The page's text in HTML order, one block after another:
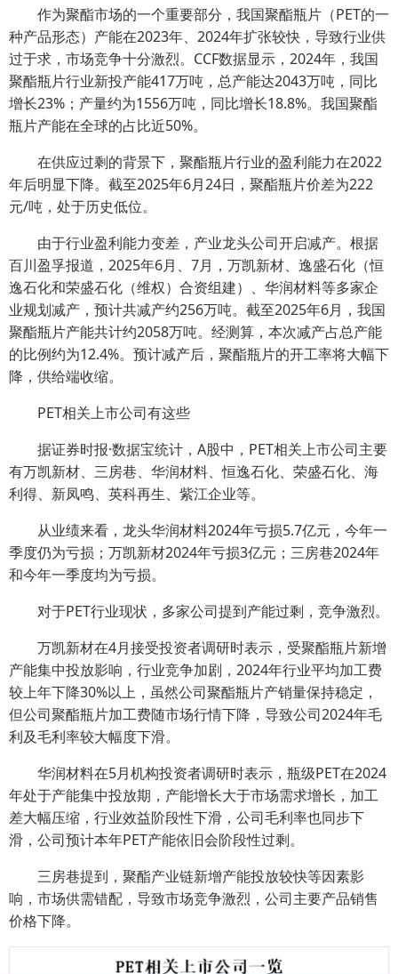
作为聚酯市场的一个重要部分，我国聚酯瓶片（PET的一
种产品形态）产能在2023年、2024年扩张较快，导致行业供
过于求，市场竞争十分激烈。CCF数据显示，2024年，我国
聚酯瓶片行业新投产能417万吨，总产能达2043万吨，同比
增长23%；产量约为1556万吨，同比增长18.8%。我国聚酯
瓶片产能在全球的占比近50%。
在供应过剩的背景下，聚酯瓶片行业的盈利能力在2022
年后明显下降。截至2025年6月24日，聚酯瓶片价差为222
元/吨，处于历史低位。
由于行业盈利能力变差，产业龙头公司开启减产。根据
百川盈孚报道，2025年6月、7月，万凯新材、逸盛石化（恒
逸石化和荣盛石化（维权）合资组建）、华润材料等多家企
业规划减产，预计共减产约256万吨。截至2025年6月，我国
聚酯瓶片产能共计约2058万吨。经测算，本次减产占总产能
的比例约为12.4%。预计减产后，聚酯瓶片的开工率将大幅下
降，供给端收缩。
PET相关上市公司有这些
据证券时报·数据宝统计，A股中，PET相关上市公司主要
有万凯新材、三房巷、华润材料、恒逸石化、荣盛石化、海
利得、新凤鸣、英科再生、紫江企业等。
从业绩来看，龙头华润材料2024年亏损5.7亿元，今年一
季度仍为亏损；万凯新材2024年亏损3亿元；三房巷2024年
和今年一季度均为亏损。
对于PET行业现状，多家公司提到产能过剩，竞争激烈。
万凯新材在4月接受投资者调研时表示，受聚酯瓶片新增
产能集中投放影响，行业竞争加剧，2024年行业平均加工费
较上年下降30%以上，虽然公司聚酯瓶片产销量保持稳定，
但公司聚酯瓶片加工费随市场行情下降，导致公司2024年毛
利及毛利率较大幅度下滑。
华润材料在5月机构投资者调研时表示，瓶级PET在2024
年处于产能集中投放期，产能增长大于市场需求增长，加工
差大幅压缩，行业效益阶段性下滑，公司毛利率也同步下
滑，公司预计本年PET产能依旧会阶段性过剩。
三房巷提到，聚酯产业链新增产能投放较快等因素影
响，市场供需错配，导致市场竞争激烈，公司主要产品销售
价格下降。